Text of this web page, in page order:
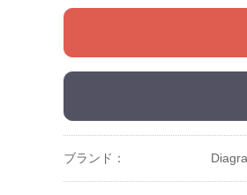
ブランド：